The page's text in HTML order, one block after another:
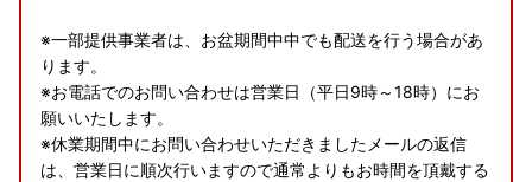
※一部提供事業者は、お盆期間中中でも配送を行う場合があ
ります。
※お電話でのお問い合わせは営業日（平日9時～18時）にお
願いいたします。
※休業期間中にお問い合わせいただきましたメールの返信
は、営業日に順次行いますので通常よりもお時間を頂戴する